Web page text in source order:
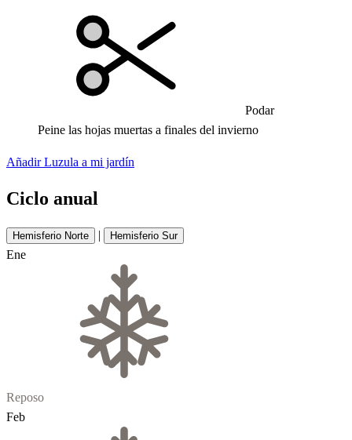
Podar
Peine las hojas muertas a finales del invierno
Añadir Luzula a mi jardín
Ciclo anual
Hemisferio Norte | Hemisferio Sur
Ene
Reposo
Feb